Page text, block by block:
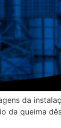
da
da queima